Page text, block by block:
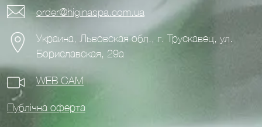
order@higinaspa.com.ua
Украина, Львовская обл., г. Трускавец, ул.
Бориславская, 29а
WEB CAM
Публічна оферта